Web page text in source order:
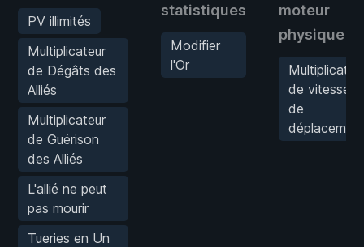
PV illimités
Multiplicateur
de Dégâts des
Alliés
Multiplicateur
de Guérison
des Alliés
L'allié ne peut
pas mourir
Tueries en Un
statistiques
Modifier
l'Or
moteur
physique
de vitesse
de